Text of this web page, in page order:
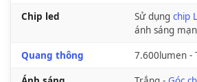
Chip led Sử dụng chip
ánh sáng
Quang thông 7.600lumen -